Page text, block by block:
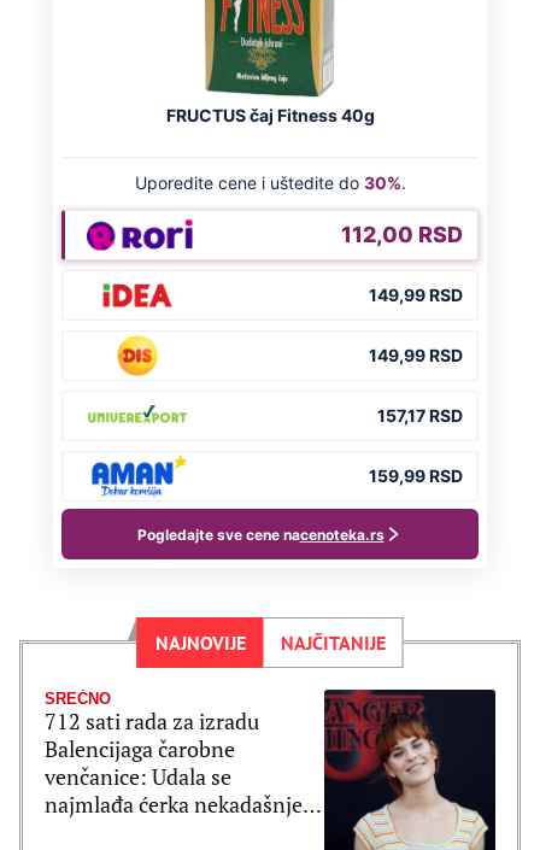
NAJNOVIJE NAJČITANIJE
SREĆNO
712 sati rada za izradu
Balencijaga čarobne
venčanice: Udala se
najmlađa ćerka nekadašnjeg